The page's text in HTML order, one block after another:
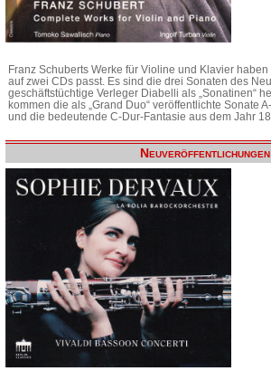
Franz Schuberts Werke für Violine und Klavier
auf zwei CDs passt. Es sind die drei Sonaten des
geschäftstüchtige Verleger Diabelli als „Sonatinen“
kommen die als „Grand Duo“ veröffentlichte Sonate
und die bedeutende C-Dur-Fantasie aus dem Jahr
Neuveröffentlichungen